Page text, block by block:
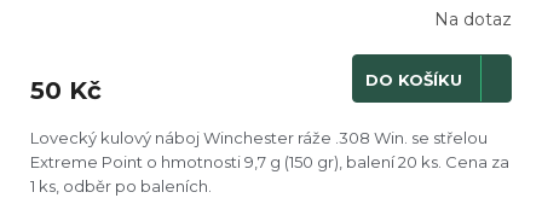
Na dotaz
50 Kč DO KOŠÍKU
Lovecký kulový náboj Winchester ráže .308 Win. se střelou
Extreme Point o hmotnosti 9,7 g (150 gr), balení 20 ks. Cena za
1 ks, odběr po baleních.